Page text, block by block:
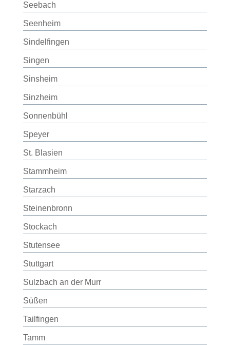
Seebach
Seenheim
Sindelfingen
Singen
Sinsheim
Sinzheim
Sonnenbühl
Speyer
St. Blasien
Stammheim
Starzach
Steinenbronn
Stockach
Stutensee
Stuttgart
Sulzbach an der Murr
Süßen
Tailfingen
Tamm